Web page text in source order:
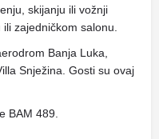
skijanju ili vožnji
zajedničkom salonu.
Banja Luka,
Snježina. Gosti su ovaj
BAM 489.